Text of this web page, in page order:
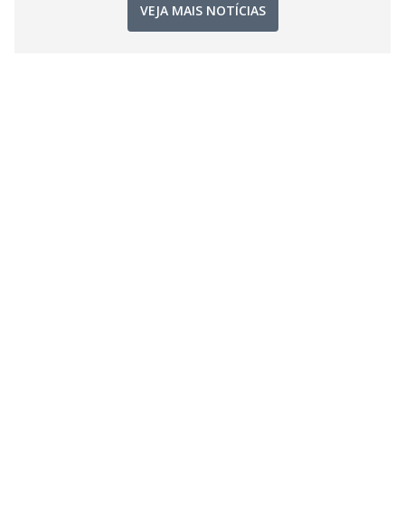
VEJA MAIS NOTÍCIAS